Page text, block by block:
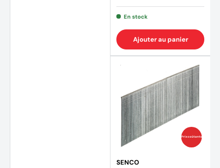
En stock
Ajouter au panier
Prix coûtants
SENCO